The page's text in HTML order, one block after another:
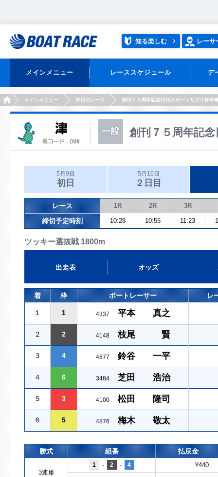
知る楽しむ レーサ
メインメニュー レーススケジュール デ
HOMEメインメニュー 本日のレース 創刊７５周年記念日刊スポーツちどり杯争
創刊７５周年記
5月9日
初日
5月10日
２日目
レース 1R 2R 3R
締切予定時刻 10:28 10:55 11:23
ツッキー選抜戦 1800m
出走表 オッズ
着 枠 ボートレーサー レ
１ 1 4337 平本 真之
２ 2 4148 枝尾 賢
３ 4 4877 鈴谷 一平
４ 6 3484 芝田 浩治
５ 3 4100 松田 隆司
６ 5 4876 梅木 敬太
勝式 組番 払戻金
3連単
1 - 2 - 4 ¥440